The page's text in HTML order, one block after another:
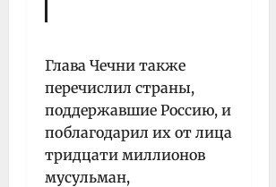
Глава Чечни также
перечислил страны,
поддержавшие Россию, и
поблагодарил их от лица
тридцати миллионов
мусульман,